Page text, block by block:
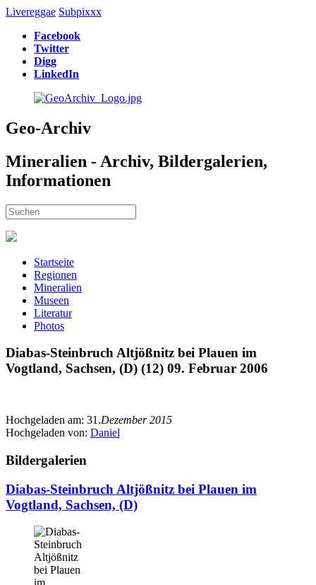
Livereggae Subpixxx
Facebook
Twitter
Digg
LinkedIn
Geo-Archiv
Mineralien - Archiv, Bildergalerien,
Informationen
Startseite
Regionen
Mineralien
Museen
Literatur
Photos
Diabas-Steinbruch Altjößnitz bei Plauen im
Vogtland, Sachsen, (D) (12) 09. Februar 2006
Hochgeladen am: 31.Dezember 2015
Hochgeladen von: Daniel
Bildergalerien
Diabas-Steinbruch Altjößnitz bei Plauen im
Vogtland, Sachsen, (D)